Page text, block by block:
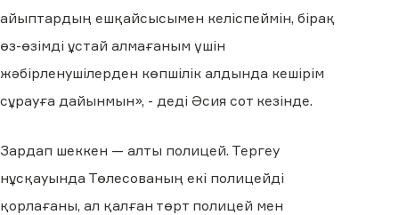
айыптардың ешқайсысымен келіспеймін, бірақ
өз-өзімді ұстай алмағаным үшін
жәбірленушілерден көпшілік алдында кешірім
сұрауға дайынмын», - деді Әсия сот кезінде.
Зардап шеккен — алты полицей. Тергеу
нұсқауында Төлесованың екі полицейді
қорлағаны, ал қалған төрт полицей мен